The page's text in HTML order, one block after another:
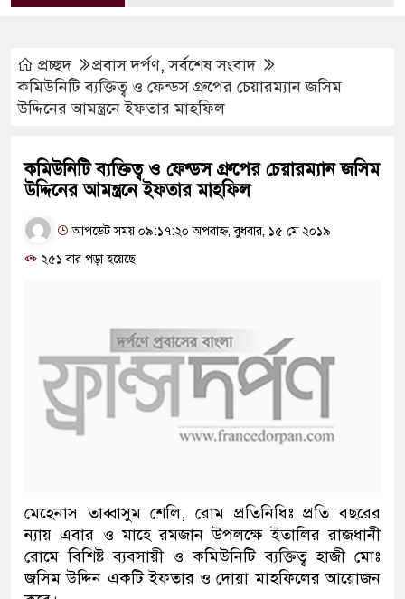
প্রচ্ছদ প্রবাস দর্পণ,সর্বশেষ সংবাদ
কমিউনিটি ব্যক্তিত্ব ও ফেন্ডস গ্রুপের চেয়ারম্যান জসিম
উদ্দিনের আমন্ত্রনে ইফতার মাহফিল
কমিউনিটি ব্যক্তিত্ব ও ফেন্ডস গ্রুপের চেয়ারম্যান জসিম
উদ্দিনের আমন্ত্রনে ইফতার মাহফিল
আপডেট সময় ০৯:১৭:২০ অপরাহ্ন, বুধবার, ১৫ মে ২০১৯
২৫১ বার পড়া হয়েছে
মেহেনাস তাব্বাসুম শেলি, রোম প্রতিনিধিঃ প্রতি বছরের
ন্যায় এবার ও মাহে রমজান উপলক্ষে ইতালির রাজধানী
রোমে বিশিষ্ট ব্যবসায়ী ও কমিউনিটি ব্যক্তিত্ব হাজী মোঃ
জসিম উদ্দিন একটি ইফতার ও দোয়া মাহফিলের আয়োজন